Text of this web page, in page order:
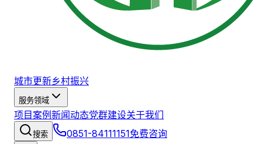
城市更新乡村振兴
服务领域
项目案例 新闻动态党群建设关于我们
搜索 0851-84111151免费咨询